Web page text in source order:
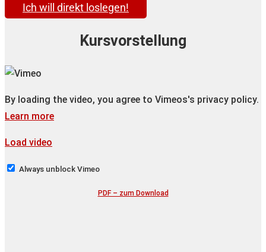
Ich will direkt loslegen!
Kursvorstellung
By loading the video, you agree to Vimeos's privacy policy.
Learn more
Load video
Always unblock Vimeo
PDF – zum Download